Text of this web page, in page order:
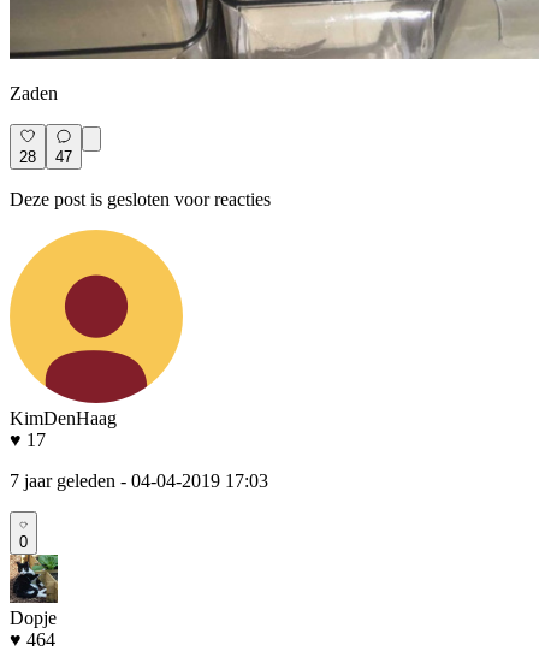
Zaden
28 47
Deze post is gesloten voor reacties
KimDenHaag
♥ 17
7 jaar geleden - 04-04-2019 17:03
0
Dopje
♥ 464